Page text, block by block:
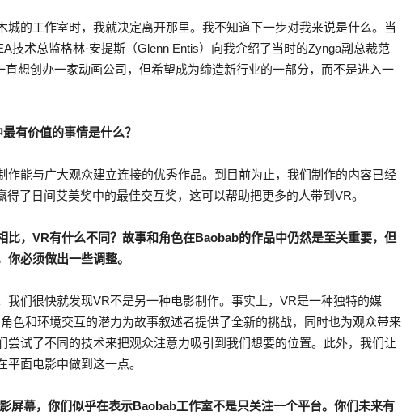
城的工作室时，我就决定离开那里。我不知道下一步对我来说是什么。当
技术总监格林·安提斯（Glenn Entis）向我介绍了当时的Zynga副总裁范
直想创办一家动画公司，但希望成为缔造新行业的一部分，而不是进入一
有价值的事情是什么？
作能与广大观众建立连接的优秀作品。到目前为止，我们制作的内容已经
了日间艾美奖中的最佳交互奖，这可以帮助把更多的人带到VR。
比，VR有什么不同？故事和角色在Baobab的作品中仍然是至关重要，但
必须做出一些调整。
我们很快就发现VR不是另一种电影制作。事实上，VR是一种独特的媒
色和环境交互的潜力为故事叙述者提供了全新的挑战，同时也为观众带来
尝试了不同的技术来把观众注意力吸引到我们想要的位置。此外，我们让
面电影中做到这一点。
屏幕，你们似乎在表示Baobab工作室不是只关注一个平台。你们未来有